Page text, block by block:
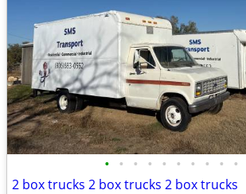
• • • • • • • • • •
2 box trucks 2 box trucks 2 box trucks